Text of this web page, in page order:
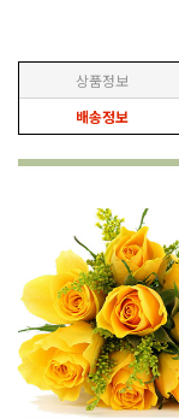
상품정보
배송정보